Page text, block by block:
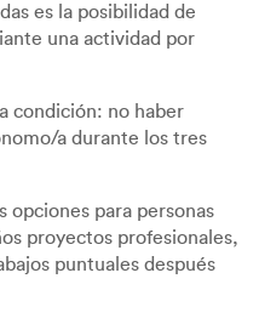
es la posibilidad de
una actividad por
condición: no haber
a durante los tres
opciones para personas
proyectos profesionales,
puntuales después